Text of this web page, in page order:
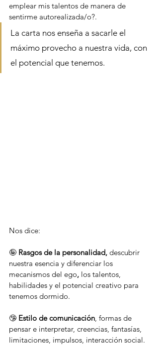
emplear mis talentos de manera de
sentirme autorealizada/o?.
La carta nos enseña a sacarle el
máximo provecho a nuestra vida, con
el potencial que tenemos.
Nos dice:
🤪 Rasgos de la personalidad, descubrir
nuestra esencia y diferenciar los
mecanismos del ego, los talentos,
habilidades y el potencial creativo para
tenemos dormido.
🤥 Estilo de comunicación , formas de
pensar e interpretar, creencias, fantasías,
limitaciones, impulsos, interacción social.